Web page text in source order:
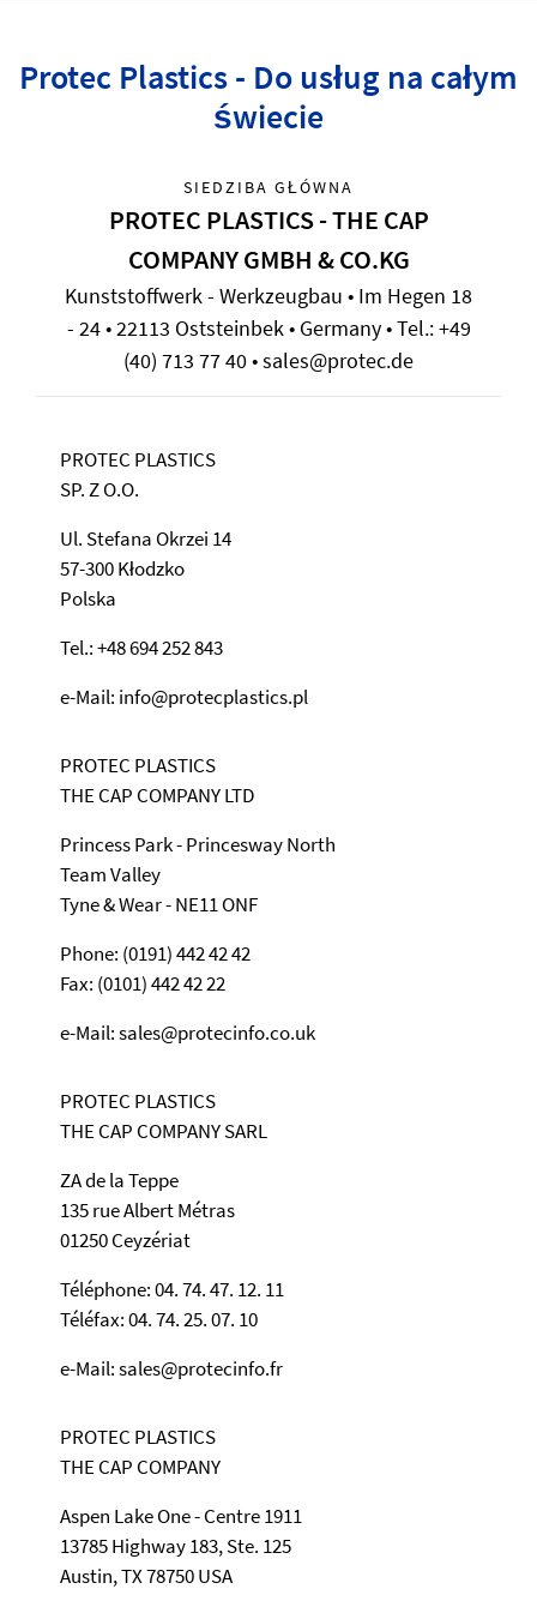
Protec Plastics - Do usług na całym
świecie
SIEDZIBA GŁÓWNA
PROTEC PLASTICS - THE CAP
COMPANY GMBH & CO.KG
Kunststoffwerk - Werkzeugbau • Im Hegen 18
- 24 • 22113 Oststeinbek • Germany • Tel.: +49
(40) 713 77 40 • sales@protec.de
PROTEC PLASTICS
SP. Z O.O.
Ul. Stefana Okrzei 14
57-300 Kłodzko
Polska
Tel.: +48 694 252 843
e-Mail: info@protecplastics.pl
PROTEC PLASTICS
THE CAP COMPANY LTD
Princess Park - Princesway North
Team Valley
Tyne & Wear - NE11 ONF
Phone: (0191) 442 42 42
Fax: (0101) 442 42 22
e-Mail: sales@protecinfo.co.uk
PROTEC PLASTICS
THE CAP COMPANY SARL
ZA de la Teppe
135 rue Albert Métras
01250 Ceyzériat
Téléphone: 04. 74. 47. 12. 11
Téléfax: 04. 74. 25. 07. 10
e-Mail: sales@protecinfo.fr
PROTEC PLASTICS
THE CAP COMPANY
Aspen Lake One - Centre 1911
13785 Highway 183, Ste. 125
Austin, TX 78750 USA